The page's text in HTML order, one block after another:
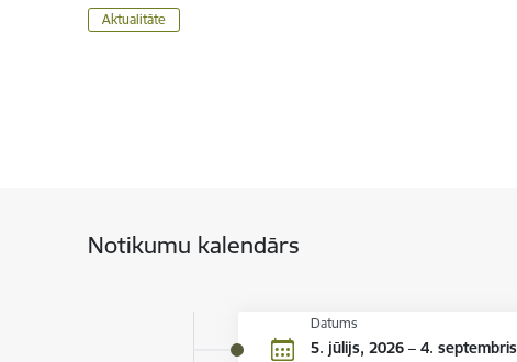
Aktualitāte
Notikumu kalendārs
Datums
5. jūlijs, 2026 – 4.